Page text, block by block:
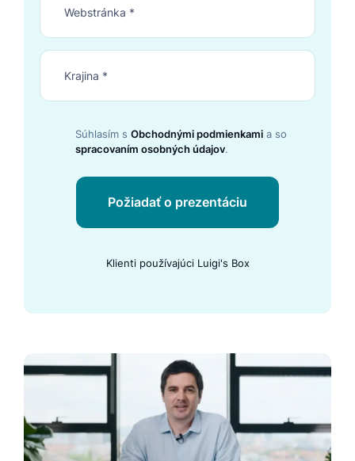
Súhlasím s Obchodnými podmienkami a so
spracovaním osobných údajov.
Požiadať o prezentáciu
Klienti používajúci Luigi's Box